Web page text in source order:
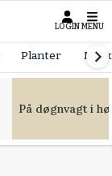
LOGIN MENU
Planter
På døgnvagt i